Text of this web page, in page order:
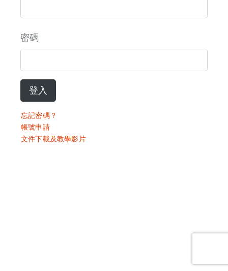
密碼
登入
忘記密碼？
帳號申請
文件下載及教學影片